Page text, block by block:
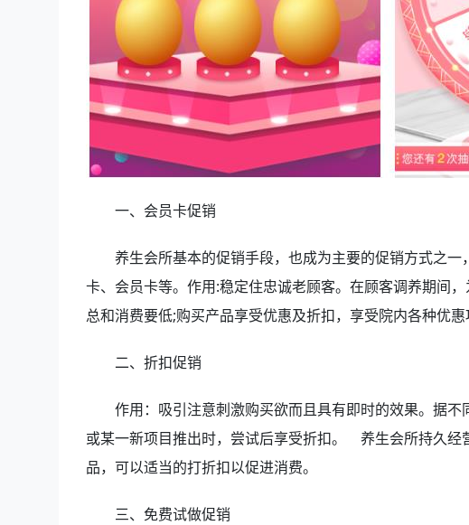
一、会员卡促销
养生会所基本的促销手段，也成为主要的促销方式之一
卡、会员卡等。作用:稳定住忠诚老顾客。在顾客调养期间
总和消费要低;购买产品享受优惠及折扣，享受院内各种优惠
二、折扣促销
作用：吸引注意刺激购买欲而且具有即时的效果。据不
或某一新项目推出时，尝试后享受折扣。 养生会所持久经
品，可以适当的打折扣以促进消费。
三、免费试做促销